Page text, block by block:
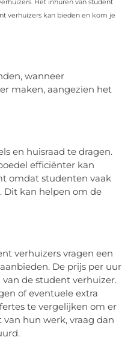
Het inhuren van student
verhuizers kan bieden en kom je
wanneer
maken, aangezien het
en huisraad te dragen.
efficiënter kan
omdat studenten vaak
Dit kan helpen om de
verhuizers vragen een
De prijs per uur
de student verhuizer.
of eventuele extra
te vergelijken om er
hun werk, vraag dan